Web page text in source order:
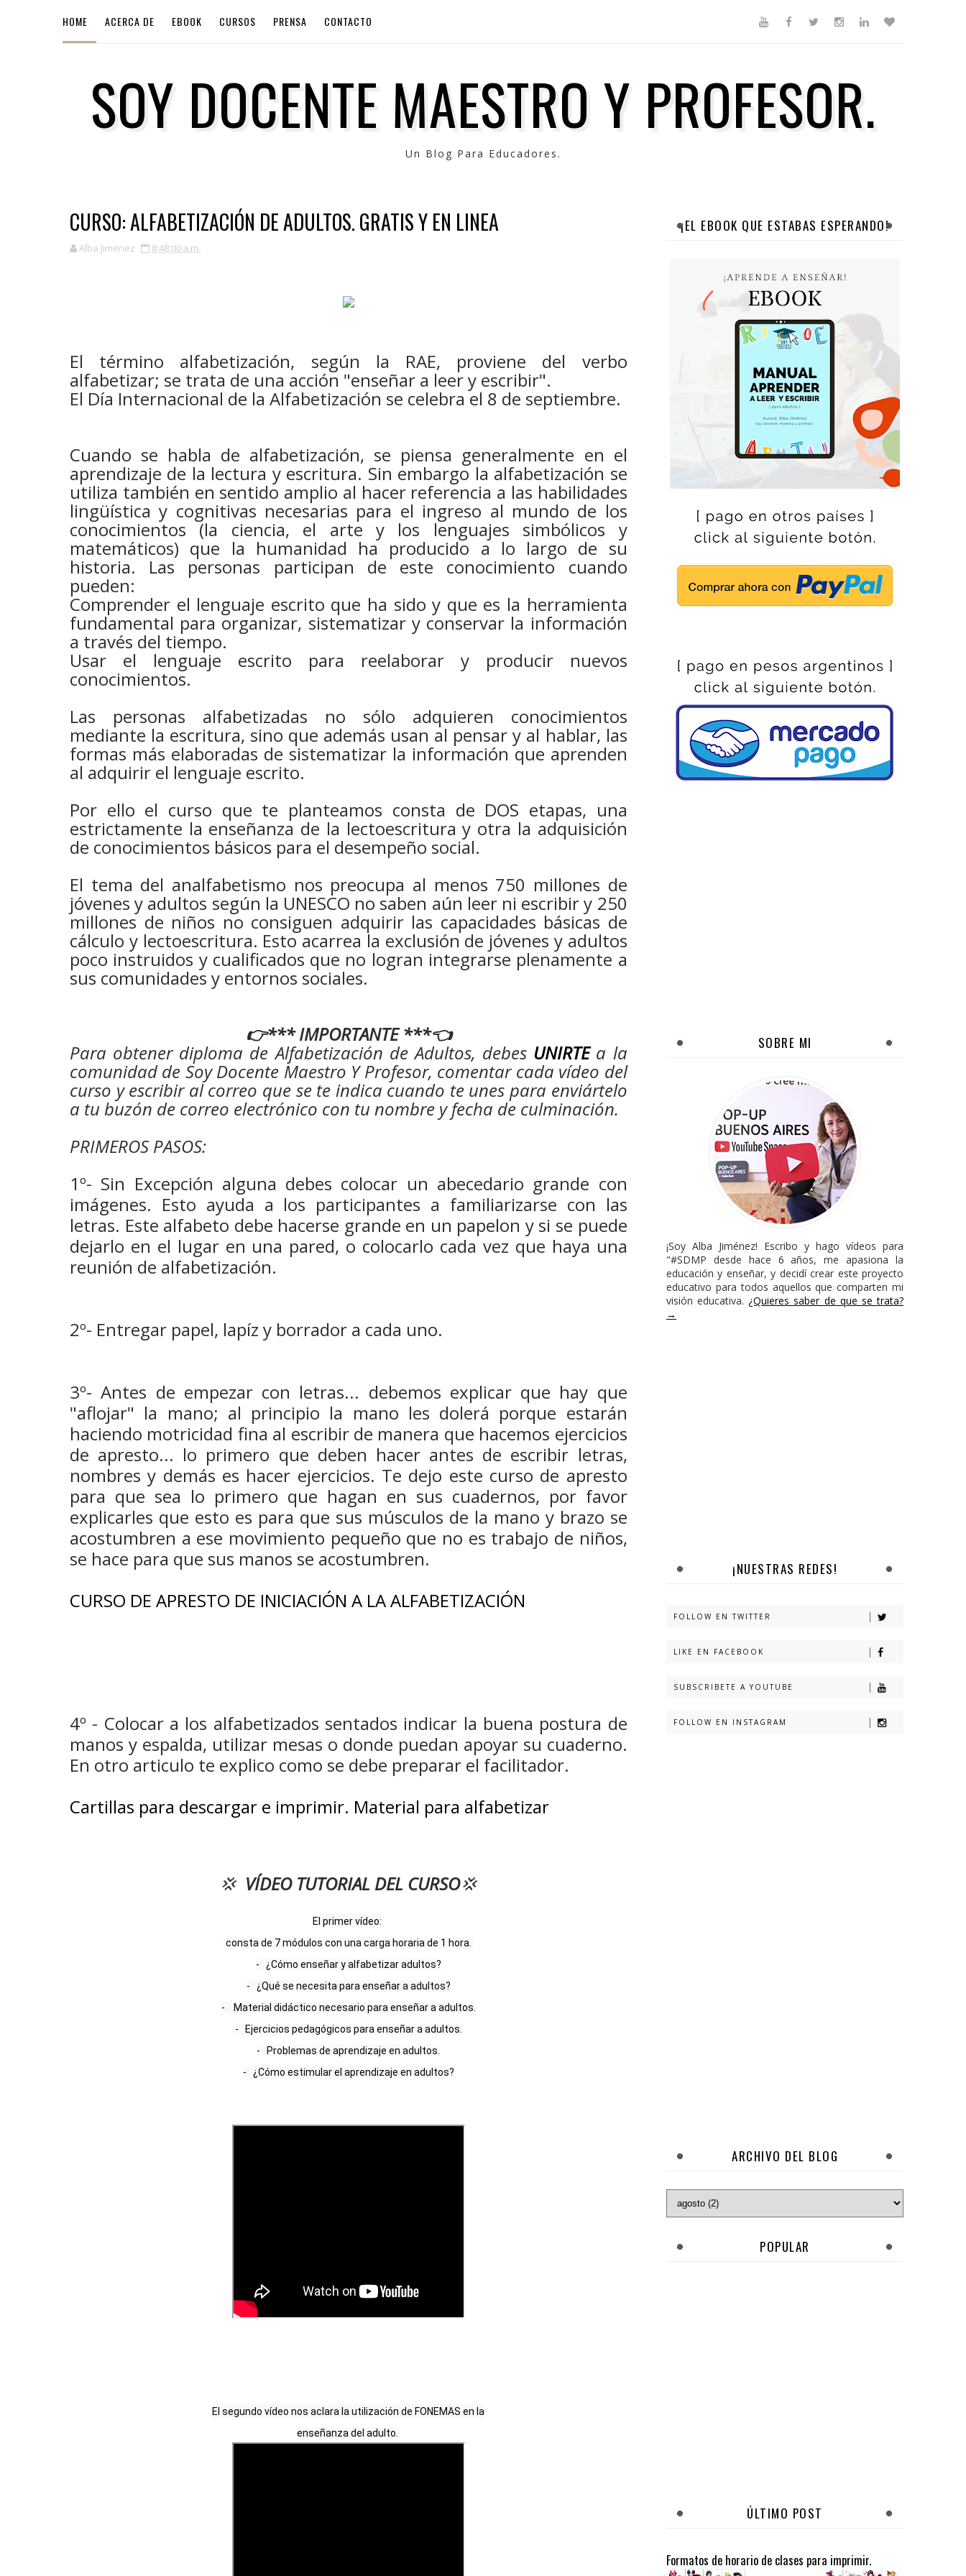
HOME ACERCA DE EBOOK CURSOS PRENSA CONTACTO
SOY DOCENTE MAESTRO Y PROFESOR.
Un Blog Para Educadores.
CURSO: ALFABETIZACIÓN DE ADULTOS. GRATIS Y EN LINEA
Alba Jimenez 8:48:00 a.m.
El término alfabetización, según la RAE, proviene del verbo
alfabetizar; se trata de una acción "enseñar a leer y escribir".
El Día Internacional de la Alfabetización se celebra el 8 de septiembre.
Cuando se habla de alfabetización, se piensa generalmente en el
aprendizaje de la lectura y escritura. Sin embargo la alfabetización se
utiliza también en sentido amplio al hacer referencia a las habilidades
lingüística y cognitivas necesarias para el ingreso al mundo de los
conocimientos (la ciencia, el arte y los lenguajes simbólicos y
matemáticos) que la humanidad ha producido a lo largo de su
historia.​ Las personas participan de este conocimiento cuando
pueden:
Comprender el lenguaje escrito que ha sido y que es la herramienta
fundamental para organizar, sistematizar y conservar la información
a través del tiempo.
Usar el lenguaje escrito para reelaborar y producir nuevos
conocimientos.
Las personas alfabetizadas no sólo adquieren conocimientos
mediante la escritura, sino que además usan al pensar y al hablar, las
formas más elaboradas de sistematizar la información que aprenden
al adquirir el lenguaje escrito.
Por ello el curso que te planteamos consta de DOS etapas, una
estrictamente la enseñanza de la lectoescritura y otra la adquisición
de conocimientos básicos para el desempeño social.
El tema del analfabetismo nos preocupa al menos 750 millones de
jóvenes y adultos según la UNESCO no saben aún leer ni escribir y 250
millones de niños no consiguen adquirir las capacidades básicas de
cálculo y lectoescritura. Esto acarrea la exclusión de jóvenes y adultos
poco instruidos y cualificados que no logran integrarse plenamente a
sus comunidades y entornos sociales.
👉*** IMPORTANTE ***👈
Para obtener diploma de Alfabetización de Adultos, debes UNIRTE a la
comunidad de Soy Docente Maestro Y Profesor, comentar cada vídeo del
curso y escribir al correo que se te indica cuando te unes para enviártelo
a tu buzón de correo electrónico con tu nombre y fecha de culminación.
PRIMEROS PASOS:
1º- Sin Excepción alguna debes colocar un abecedario grande con
imágenes. Esto ayuda a los participantes a familiarizarse con las
letras. Este alfabeto debe hacerse grande en un papelon y si se puede
dejarlo en el lugar en una pared, o colocarlo cada vez que haya una
reunión de alfabetización.
2º- Entregar papel, lapíz y borrador a cada uno.
3º- Antes de empezar con letras... debemos explicar que hay que
"aflojar" la mano; al principio la mano les dolerá porque estarán
haciendo motricidad fina al escribir de manera que hacemos ejercicios
de apresto... lo primero que deben hacer antes de escribir letras,
nombres y demás es hacer ejercicios. Te dejo este curso de apresto
para que sea lo primero que hagan en sus cuadernos, por favor
explicarles que esto es para que sus músculos de la mano y brazo se
acostumbren a ese movimiento pequeño que no es trabajo de niños,
se hace para que sus manos se acostumbren.
CURSO DE APRESTO DE INICIACIÓN A LA ALFABETIZACIÓN
4º - Colocar a los alfabetizados sentados indicar la buena postura de
manos y espalda, utilizar mesas o donde puedan apoyar su cuaderno.
En otro articulo te explico como se debe preparar el facilitador.
Cartillas para descargar e imprimir. Material para alfabetizar
💢 VÍDEO TUTORIAL DEL CURSO💢
El primer vídeo:
-   ¿Cómo enseñar y alfabetizar adultos?
-   ¿Qué se necesita para enseñar a adultos?
-    Material didáctico necesario para enseñar a adultos.
-   Ejercicios pedagógicos para enseñar a adultos.
-   Problemas de aprendizaje en adultos.
-   ¿Cómo estimular el aprendizaje en adultos?
El segundo vídeo nos aclara la utilización de FONEMAS en la
enseñanza del adulto.
¡EL EBOOK QUE ESTABAS ESPERANDO!
SOBRE MI
¡Soy Alba Jiménez! Escribo y hago vídeos para
"#SDMP desde hace 6 años, me apasiona la
educación y enseñar, y decidí crear este proyecto
educativo para todos aquellos que comparten mi
visión educativa. ¿Quieres saber de que se trata?
→
¡NUESTRAS REDES!
FOLLOW EN TWITTER
LIKE EN FACEBOOK
SUBSCRIBETE A YOUTUBE
FOLLOW EN INSTAGRAM
ARCHIVO DEL BLOG
POPULAR
ÚLTIMO POST
Formatos de horario de clases para imprimir.